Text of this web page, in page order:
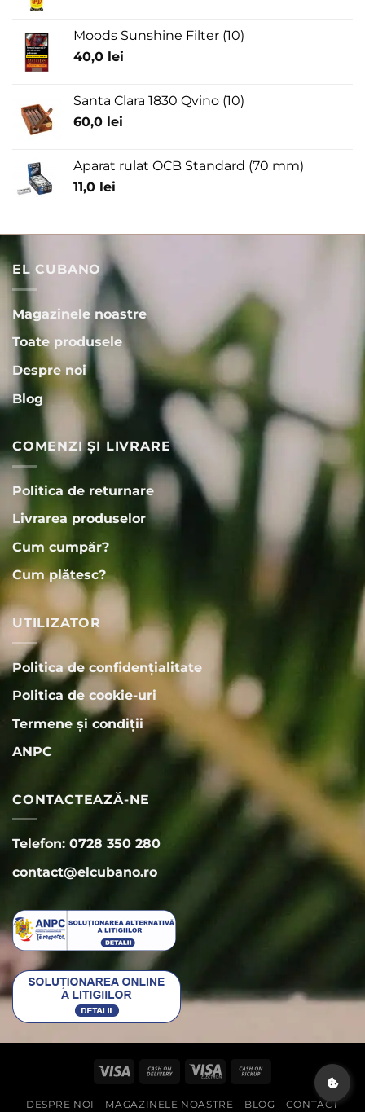
Moods Sunshine Filter (10)
40,0 lei
Santa Clara 1830 Qvino (10)
60,0 lei
Aparat rulat OCB Standard (70 mm)
11,0 lei
EL CUBANO
Magazinele noastre
Toate produsele
Despre noi
Blog
COMENZI ȘI LIVRARE
Politica de returnare
Livrarea produselor
Cum cumpăr?
Cum plătesc?
UTILIZATOR
Politica de confidențialitate
Politica de cookie-uri
Termene și condiții
ANPC
CONTACTEAZĂ-NE
Telefon: 0728 350 280
contact@elcubano.ro
Visa
Cash
Delivery
Visa
Pickup
DESPRE NOI MAGAZINELE NOASTRE BLOG CONTACT